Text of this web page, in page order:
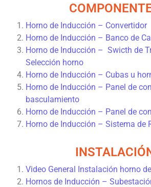
Horno de Inducción – Convertidor
Horno de Inducción – Banco de
Horno de Inducción – Swicth de
Selección horno
Horno de Inducción – Cubas u
Horno de Inducción – Panel de
basculamiento
Horno de Inducción – Panel de
Horno de Inducción – Sistema de
Video General Instalación horno
Hornos de Inducción –